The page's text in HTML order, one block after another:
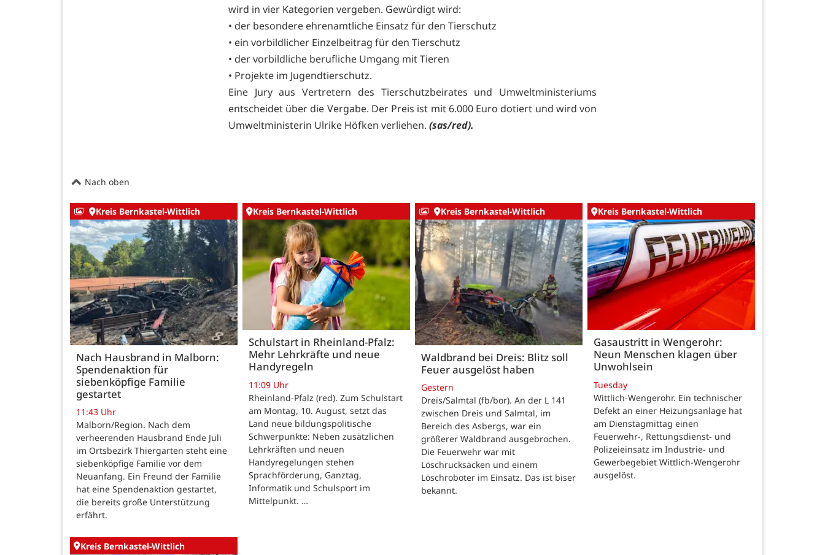
wird in vier Kategorien vergeben. Gewürdigt wird:
• der besondere ehrenamtliche Einsatz für den Tierschutz
• ein vorbildlicher Einzelbeitrag für den Tierschutz
• der vorbildliche berufliche Umgang mit Tieren
• Projekte im Jugendtierschutz.
Eine Jury aus Vertretern des Tierschutzbeirates und Umweltministeriums
entscheidet über die Vergabe. Der Preis ist mit 6.000 Euro dotiert und wird von
Umweltministerin Ulrike Höfken verliehen. (sas/red).
Nach oben
Kreis Bernkastel-Wittlich
Nach Hausbrand in Malborn:
Spendenaktion für
siebenköpfige Familie
gestartet
11:43 Uhr
Malborn/Region. Nach dem
verheerenden Hausbrand Ende Juli
im Ortsbezirk Thiergarten steht eine
siebenköpfige Familie vor dem
Neuanfang. Ein Freund der Familie
hat eine Spendenaktion gestartet,
die bereits große Unterstützung
erfährt.
Kreis Bernkastel-Wittlich
Schulstart in Rheinland-Pfalz:
Mehr Lehrkräfte und neue
Handyregeln
11:09 Uhr
Rheinland-Pfalz (red). Zum Schulstart
am Montag, 10. August, setzt das
Land neue bildungspolitische
Schwerpunkte: Neben zusätzlichen
Lehrkräften und neuen
Handyregelungen stehen
Sprachförderung, Ganztag,
Informatik und Schulsport im
Mittelpunkt. …
Kreis Bernkastel-Wittlich
Waldbrand bei Dreis: Blitz soll
Feuer ausgelöst haben
Gestern
Dreis/Salmtal (fb/bor). An der L 141
zwischen Dreis und Salmtal, im
Bereich des Asbergs, war ein
größerer Waldbrand ausgebrochen.
Die Feuerwehr war mit
Löschrucksäcken und einem
Löschroboter im Einsatz. Das ist biser
bekannt.
Kreis Bernkastel-Wittlich
Gasaustritt in Wengerohr:
Neun Menschen klagen über
Unwohlsein
Tuesday
Wittlich-Wengerohr. Ein technischer
Defekt an einer Heizungsanlage hat
am Dienstagmittag einen
Feuerwehr-, Rettungsdienst- und
Polizeieinsatz im Industrie- und
Gewerbegebiet Wittlich-Wengerohr
ausgelöst.
Kreis Bernkastel-Wittlich